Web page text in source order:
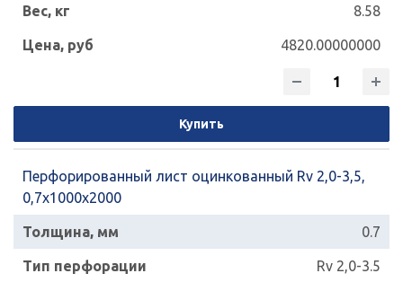
8.58
4820.00000000
Купить
Перфорированный лист оцинкованный Rv 2,0-3,5,
0,7х1000х2000
0.7
Rv 2,0-3.5